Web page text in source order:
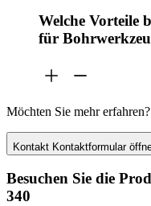
Welche Vorteile
für
Möchten Sie mehr erfahren?
Kontakt Kontaktformular
Besuchen Sie die
340